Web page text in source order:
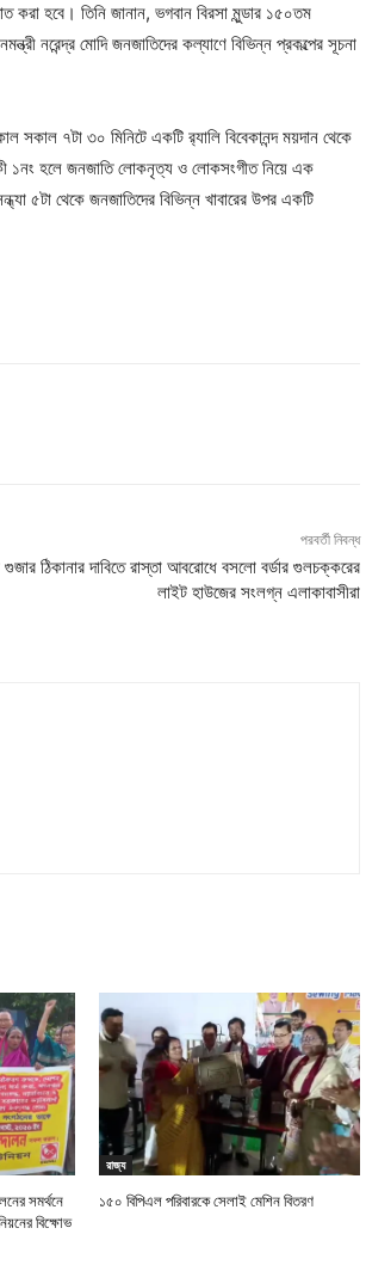
করা হবে। তিনি জানান, ভগবান বিরসা মুন্ডার ১৫০তম
নরেন্দ্র মোদি জনজাতিদের কল্যাণে বিভিন্ন প্রকল্পের সূচনা
সকাল ৭টা ৩০ মিনিটে একটি র‍্যালি বিবেকানন্দ ময়দান থেকে
১নং হলে জনজাতি লোকনৃত্য ও লোকসংগীত নিয়ে এক
৫টা থেকে জনজাতিদের বিভিন্ন খাবারের উপর একটি
পরবর্তী নিবন্ধ
গুজার ঠিকানার দাবিতে রাস্তা আবরোধে বসলো বর্ডার গুলচক্করের
লাইট হাউজের সংলগ্ন এলাকাবাসীরা
সমর্থনে
বিক্ষোভ
রাজ্য
১৫০ বিপিএল পরিবারকে সেলাই মেশিন বিতরণ